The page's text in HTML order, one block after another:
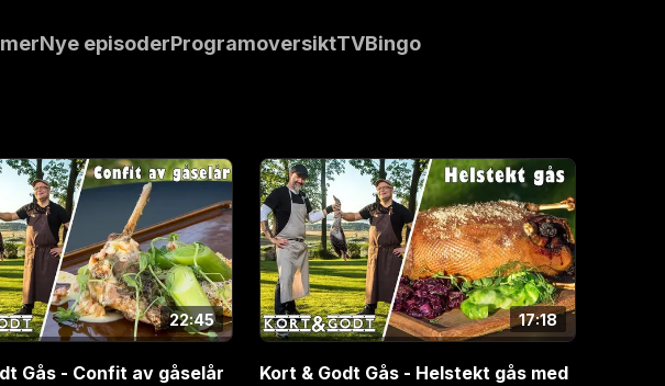
Nye episoderProgramoversiktTVBingo
av gås
har den
litt om
22:45
Gås - Confit av gåselår
17:18
Kort & Godt Gås - Helstekt gås med